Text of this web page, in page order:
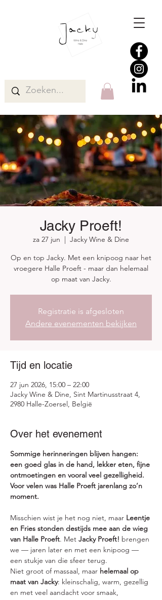
Jacky Proeft!
za 27 jun
Jacky Wine & Dine
Op en top Jacky. Met een knipoog naar het
vroegere Halle Proeft - maar dan helemaal
op maat van Jacky.
Registratie is afgesloten
Andere evenementen bekijken
Tijd en locatie
27 jun 2026, 15:00 – 22:00
Jacky Wine & Dine, Sint Martinusstraat 4,
2980 Halle-Zoersel, België
Over het evenement
Sommige herinneringen blijven hangen:
een goed glas in de hand, lekker eten, fijne
ontmoetingen en vooral veel gezelligheid.
Voor velen was Halle Proeft jarenlang zo’n
moment.
Misschien wist je het nog niet, maar Leentje
en Fries stonden destijds mee aan de wieg
van Halle Proeft. Met Jacky Proeft! brengen
we — jaren later en met een knipoog —
een stukje van die sfeer terug.
Niet groot of massaal, maar helemaal op
maat van Jacky: kleinschalig, warm, gezellig
en met veel aandacht voor smaak,